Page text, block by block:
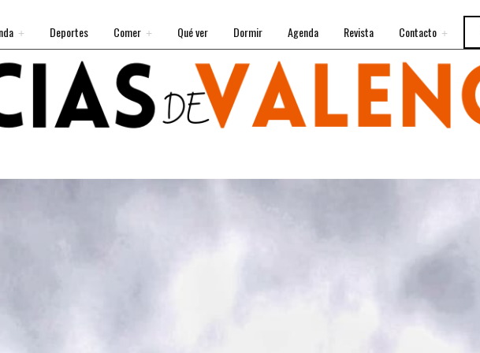
Deportes Comer Qué ver Dormir Agenda Revista Contacto